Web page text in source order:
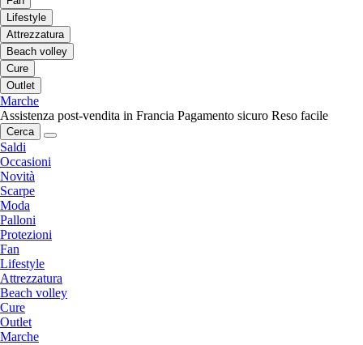
Lifestyle
Attrezzatura
Beach volley
Cure
Outlet
Marche
Assistenza post-vendita in Francia Pagamento sicuro Reso facile
Cerca
Saldi
Occasioni
Novità
Scarpe
Moda
Palloni
Protezioni
Fan
Lifestyle
Attrezzatura
Beach volley
Cure
Outlet
Marche